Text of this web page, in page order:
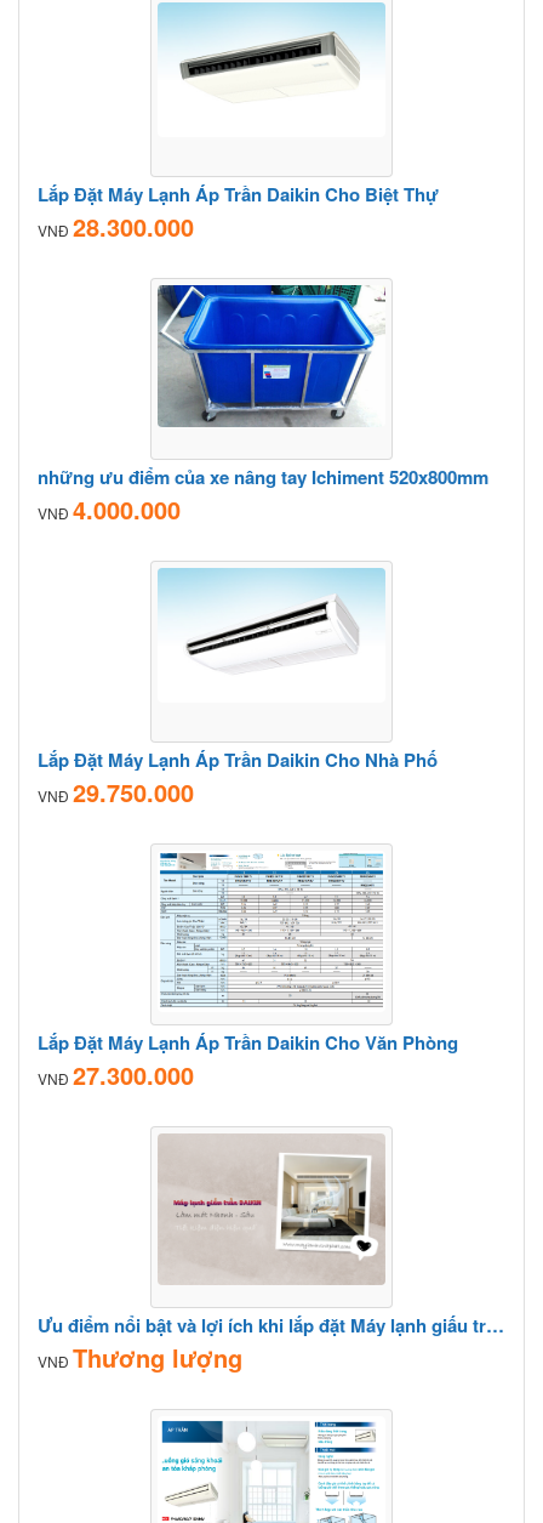
Lắp Đặt Máy Lạnh Áp Trần Daikin Cho Biệt Thự
VNĐ 28.300.000
những ưu điểm của xe nâng tay Ichiment 520x800mm
VNĐ 4.000.000
Lắp Đặt Máy Lạnh Áp Trần Daikin Cho Nhà Phố
VNĐ 29.750.000
Lắp Đặt Máy Lạnh Áp Trần Daikin Cho Văn Phòng
VNĐ 27.300.000
Ưu điểm nổi bật và lợi ích khi lắp đặt Máy lạnh giấu trần DAIKIN cho Phòng khách
VNĐ Thương lượng